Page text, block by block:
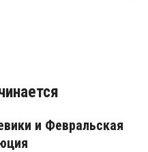
и Февральская